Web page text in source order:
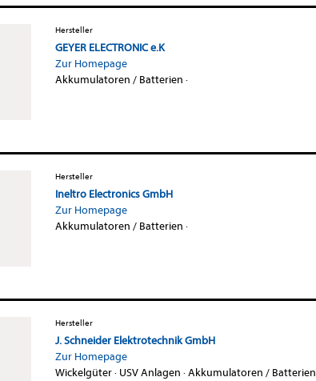
Hersteller
GEYER ELECTRONIC e.K
Zur Homepage
Akkumulatoren / Batterien ·
Hersteller
Ineltro Electronics GmbH
Zur Homepage
Akkumulatoren / Batterien ·
Hersteller
J. Schneider Elektrotechnik GmbH
Zur Homepage
Wickelgüter· USV Anlagen ·Akkumulatoren / Batterien